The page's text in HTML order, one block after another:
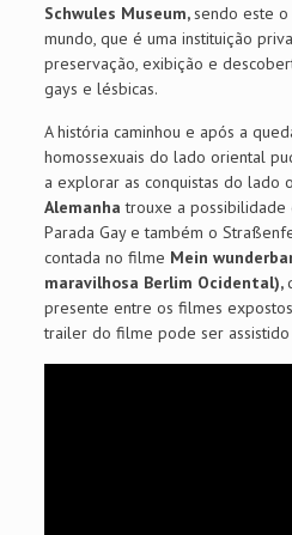
Schwules Museum,sendo este o
mundo, que é uma instituição
preservação, exibição e
gays e lésbicas.
A história caminhou e após a
homossexuais do lado oriental
a explorar as conquistas do lado
Alemanha trouxe a possibilidade
Parada Gay e também o
contada no filme Mein
maravilhosa Berlim Ocidental),
presente entre os filmes
trailer do filme pode ser assistido